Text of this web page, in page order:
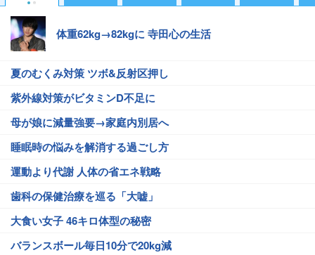
体重62kg→82kgに 寺田心の生活
夏のむくみ対策 ツボ&反射区押し
紫外線対策がビタミンD不足に
母が娘に減量強要→家庭内別居へ
睡眠時の悩みを解消する過ごし方
運動より代謝 人体の省エネ戦略
歯科の保健治療を巡る「大嘘」
大食い女子 46キロ体型の秘密
バランスボール毎日10分で20kg減